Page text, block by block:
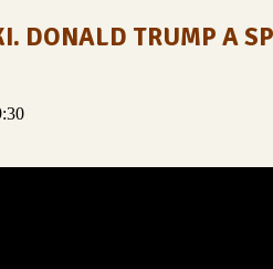
DONALD TRUMP A